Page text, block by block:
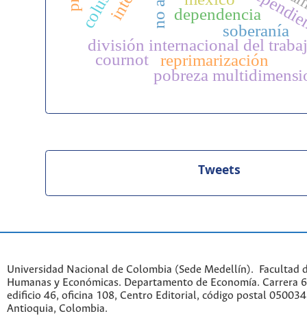
división internacional del
soberanía
dependencia
reprimarización
pobreza
cournot
Tweets
Universidad Nacional de Colombia (Sede Medellín). Facultad
Humanas y Económicas. Departamento de Economía. Carrera
edificio 46, oficina 108, Centro Editorial, código postal
Antioquia, Colombia.